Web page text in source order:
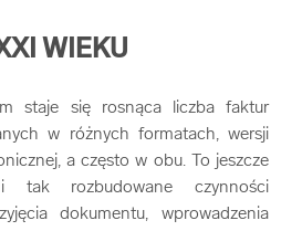
WIEKU
staje się rosnąca liczba faktur
w różnych formatach, wersji
a często w obu. To jeszcze
tak rozbudowane czynności
dokumentu, wprowadzenia